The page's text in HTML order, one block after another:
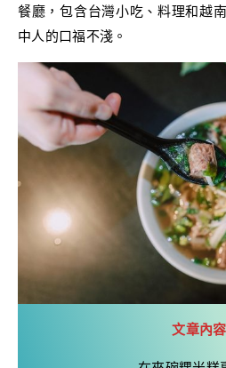
餐廳，包含台灣小吃、料理和越
中人的口福不淺。
文章內容